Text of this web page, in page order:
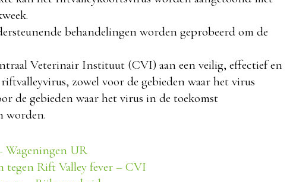
behandelingen worden geprobeerd om de
Veterinair Instituut (CVI) aan een veilig, effectief en
zowel voor de gebieden waar het virus
de gebieden waar het virus in de toekomst
worden.
Wageningen UR
tegen Rift Valley fever – CVI